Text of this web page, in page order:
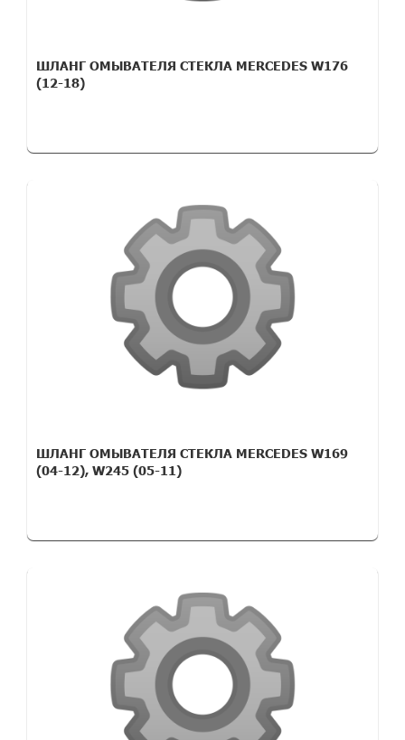
ШЛАНГ ОМЫВАТЕЛЯ СТЕКЛА MERCEDES W176
(12-18)
ШЛАНГ ОМЫВАТЕЛЯ СТЕКЛА MERCEDES W169
(04-12), W245 (05-11)